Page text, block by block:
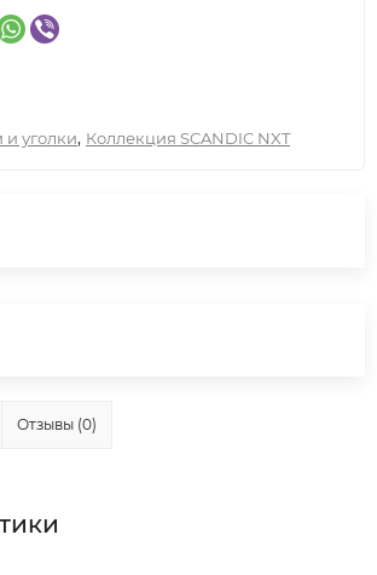
уголки, Коллекция SCANDIC NXT
Отзывы (0)